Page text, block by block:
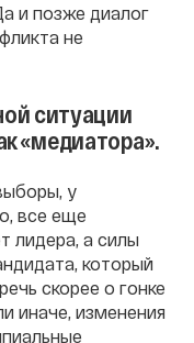
и позже диалог
не
ситуации
«медиатора».
у
все еще
лидера, а силы
который
скорее о гонке
иначе, изменения